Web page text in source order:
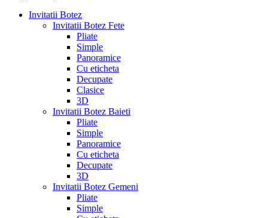
Invitatii Botez
Invitatii Botez Fete
Pliate
Simple
Panoramice
Cu eticheta
Decupate
Clasice
3D
Invitatii Botez Baieti
Pliate
Simple
Panoramice
Cu eticheta
Decupate
3D
Invitatii Botez Gemeni
Pliate
Simple